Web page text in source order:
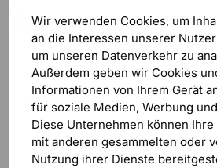
Wir verwenden Cookies, um
an die Interessen unserer
um unseren Datenverkehr zu
Außerdem geben wir Cookies
Informationen von Ihrem Gerät
für soziale Medien, Werbung
Diese Unternehmen können
mit anderen gesammelten oder
Nutzung ihrer Dienste
FILTRERA